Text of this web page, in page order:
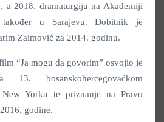
a 2018. dramaturgiju na Akademiji
također u Sarajevu. Dobitnik je
Zaimović za 2014. godinu.
“Ja mogu da govorim” osvojio je
bosanskohercegovačkom
Yorku te priznanje na Pravo
godine.